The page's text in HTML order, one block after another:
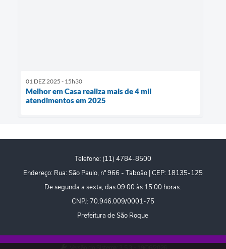
01 DEZ 2025 - 15h30
Melhor em Casa realiza mais de 4 mil
atendimentos em 2025
Telefone: (11) 4784-8500
Endereço: Rua: São Paulo, nº 966 - Taboão | CEP: 18135-125
De segunda a sexta, das 09:00 às 15:00 horas.
CNPJ: 70.946.009/0001-75
Prefeitura de São Roque